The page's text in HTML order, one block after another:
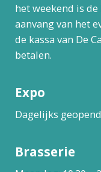
het weekend is
aanvang van het
de kassa van De
betalen.
Expo
Dagelijks
Brasserie